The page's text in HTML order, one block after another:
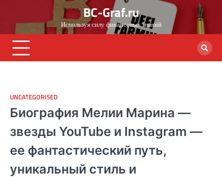
content
BC-Graf.ru
Используя силу финансовых знаний
UNCATEGORISED
Биография Мелии Марина —
звезды YouTube и Instagram —
ее фантастический путь,
уникальный стиль и